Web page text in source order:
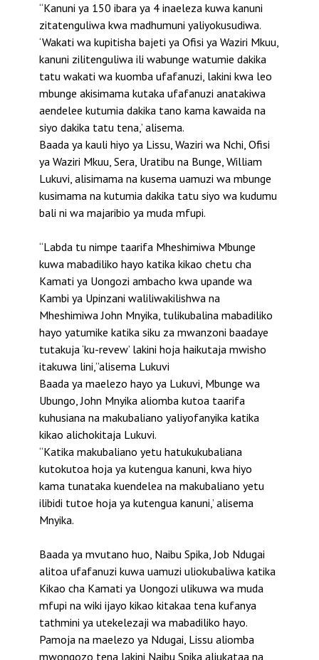
“Kanuni ya 150 ibara ya 4 inaeleza kuwa kanuni
zitatenguliwa kwa madhumuni yaliyokusudiwa.
‘Wakati wa kupitisha bajeti ya Ofisi ya Waziri Mkuu,
kanuni zilitenguliwa ili wabunge watumie dakika
tatu wakati wa kuomba ufafanuzi, lakini kwa leo
mbunge akisimama kutaka ufafanuzi anatakiwa
aendelee kutumia dakika tano kama kawaida na
siyo dakika tatu tena,’ alisema.
Baada ya kauli hiyo ya Lissu, Waziri wa Nchi, Ofisi
ya Waziri Mkuu, Sera, Uratibu na Bunge, William
Lukuvi, alisimama na kusema uamuzi wa mbunge
kusimama na kutumia dakika tatu siyo wa kudumu
bali ni wa majaribio ya muda mfupi.
“Labda tu nimpe taarifa Mheshimiwa Mbunge
kuwa mabadiliko hayo katika kikao chetu cha
Kamati ya Uongozi ambacho kwa upande wa
Kambi ya Upinzani waliliwakilishwa na
Mheshimiwa John Mnyika, tulikubalina mabadiliko
hayo yatumike katika siku za mwanzoni baadaye
tutakuja ‘ku-revew’ lakini hoja haikutaja mwisho
itakuwa lini,”alisema Lukuvi
Baada ya maelezo hayo ya Lukuvi, Mbunge wa
Ubungo, John Mnyika aliomba kutoa taarifa
kuhusiana na makubaliano yaliyofanyika katika
kikao alichokitaja Lukuvi.
“Katika makubaliano yetu hatukukubaliana
kutokutoa hoja ya kutengua kanuni, kwa hiyo
kama tunataka kuendelea na makubaliano yetu
ilibidi tutoe hoja ya kutengua kanuni,’ alisema
Mnyika.
Baada ya mvutano huo, Naibu Spika, Job Ndugai
alitoa ufafanuzi kuwa uamuzi uliokubaliwa katika
Kikao cha Kamati ya Uongozi ulikuwa wa muda
mfupi na wiki ijayo kikao kitakaa tena kufanya
tathmini ya utekelezaji wa mabadiliko hayo.
Pamoja na maelezo ya Ndugai, Lissu aliomba
mwongozo tena lakini Naibu Spika aliukataa na